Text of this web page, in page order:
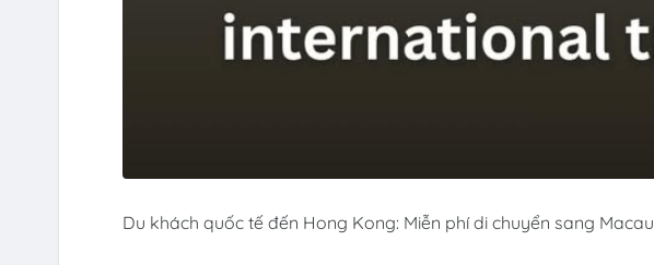
Du khách quốc tế đến Hong Kong: Miễn phí di chuyển sang Macau